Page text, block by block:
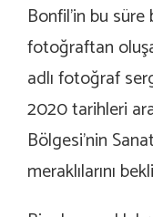
Bonfil’in bu
fotoğraftan
adlı fotoğraf
2020 tarihleri
Bölgesi’nin
meraklılarını